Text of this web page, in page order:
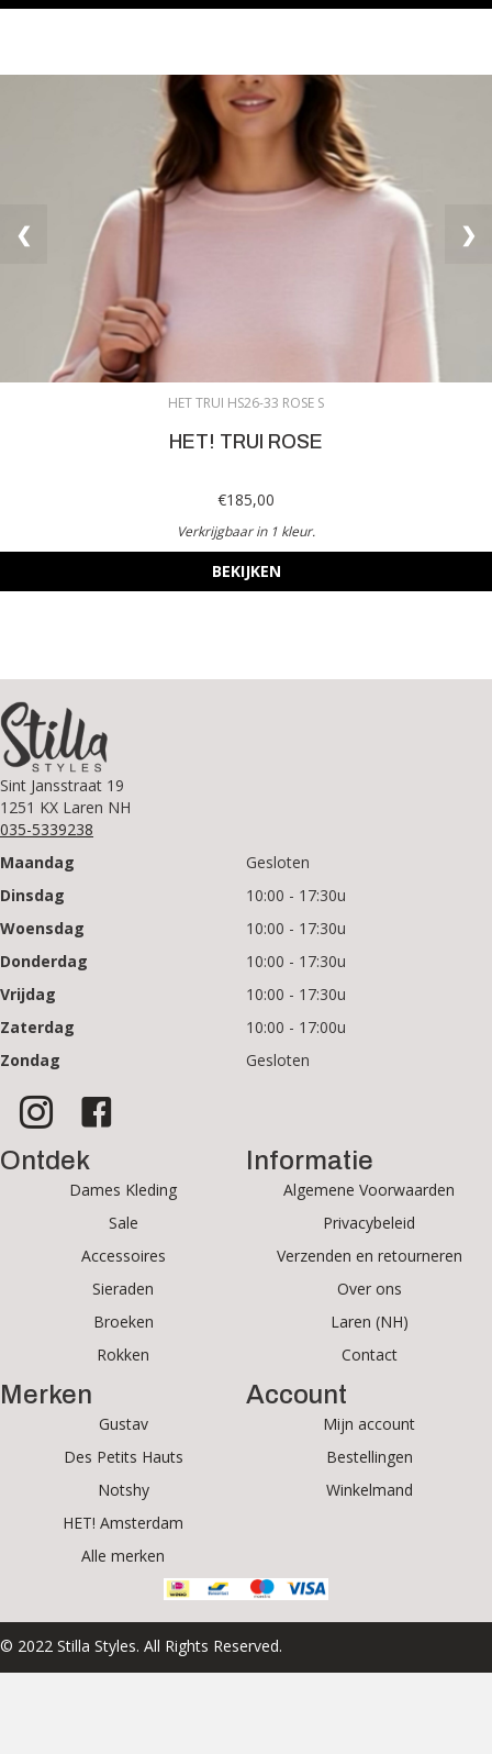
❮ ❯
HET TRUI HS26-33 ROSE S
HET! TRUI ROSE
€185,00
Verkrijgbaar in 1 kleur.
BEKIJKEN
Sint Jansstraat 19
1251 KX Laren NH
035-5339238
Maandag
Gesloten
Dinsdag
10:00 - 17:30u
Woensdag
10:00 - 17:30u
Donderdag
10:00 - 17:30u
Vrijdag
10:00 - 17:30u
Zaterdag
10:00 - 17:00u
Zondag
Gesloten
Ontdek
Dames Kleding
Sale
Accessoires
Sieraden
Broeken
Rokken
Merken
Gustav
Des Petits Hauts
Notshy
HET! Amsterdam
Alle merken
Informatie
Algemene Voorwaarden
Privacybeleid
Verzenden en retourneren
Over ons
Laren (NH)
Contact
Account
Mijn account
Bestellingen
Winkelmand
© 2022 Stilla Styles. All Rights Reserved.